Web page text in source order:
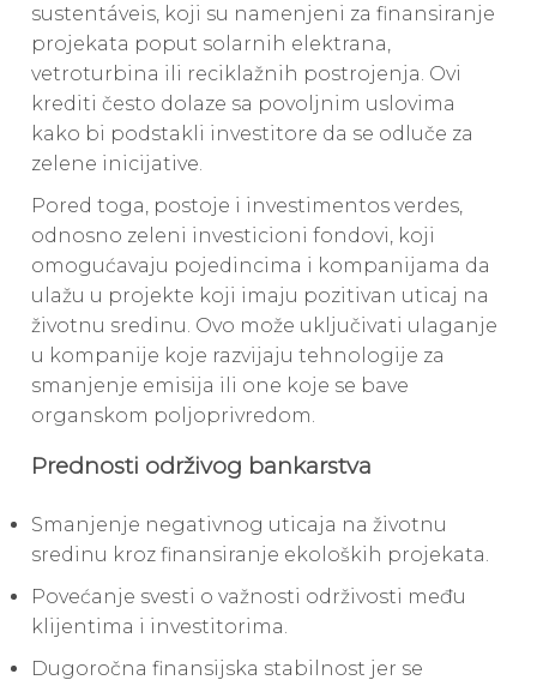
sustentáveis, koji su namenjeni za finansiranje
projekata poput solarnih elektrana,
vetroturbina ili reciklažnih postrojenja. Ovi
krediti često dolaze sa povoljnim uslovima
kako bi podstakli investitore da se odluče za
zelene inicijative.
Pored toga, postoje i investimentos verdes,
odnosno zeleni investicioni fondovi, koji
omogućavaju pojedincima i kompanijama da
ulažu u projekte koji imaju pozitivan uticaj na
životnu sredinu. Ovo može uključivati ulaganje
u kompanije koje razvijaju tehnologije za
smanjenje emisija ili one koje se bave
organskom poljoprivredom.
Prednosti održivog bankarstva
Smanjenje negativnog uticaja na životnu
sredinu kroz finansiranje ekoloških projekata.
Povećanje svesti o važnosti održivosti među
klijentima i investitorima.
Dugoročna finansijska stabilnost jer se